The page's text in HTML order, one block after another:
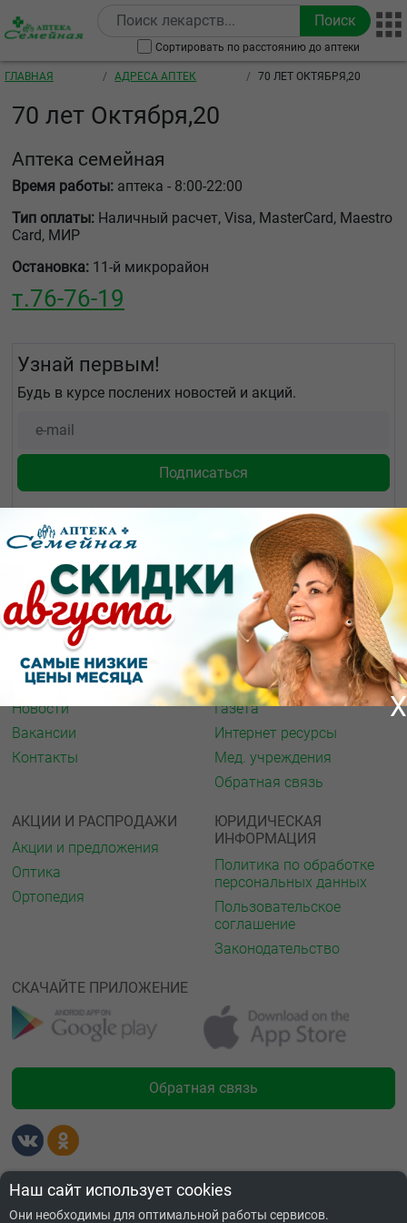
Сортировать по расстоянию до аптеки
Строка навигации
ГЛАВНАЯ АДРЕСА АПТЕК 70 ЛЕТ ОКТЯБРЯ,20
70 лет Октября,20
Аптека семейная
Время работы: аптека - 8:00-22:00
Тип оплаты: Наличный расчет, Visa, MasterCard, Maestro
Card, МИР
Остановка: 11-й микрорайон
т.76-76-19
Узнай первым!
Будь в курсе послених новостей и акций.
X
О КОМПАНИИ
О нас
Акции
Архив акций
Новости
Вакансии
Контакты
ИНФОРМАЦИЯ
Аптечная справка
Адреса аптек
Спорт и фитнес
Газета
Интернет ресурсы
Мед. учреждения
Обратная связь
АКЦИИ И РАСПРОДАЖИ
Акции и предложения
Оптика
Ортопедия
ЮРИДИЧЕСКАЯ
ИНФОРМАЦИЯ
Политика по обработке
персональных данных
Пользовательское
соглашение
Законодательство
СКАЧАЙТЕ ПРИЛОЖЕНИЕ
Обратная связь
Лицензии
Наш сайт использует cookies
Они необходимы для оптимальной работы сервисов.